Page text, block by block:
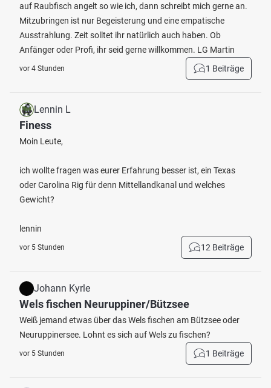
auf Raubfisch angelt so wie ich, dann schreibt mich gerne an.
Mitzubringen ist nur Begeisterung und eine empatische
Ausstrahlung. Zeit solltet ihr natürlich auch haben. Ob
Anfänger oder Profi, ihr seid gerne willkommen. LG Martin
vor 4 Stunden 1 Beiträge
Lennin L
Finess
Moin Leute,
ich wollte fragen was eurer Erfahrung besser ist, ein Texas
oder Carolina Rig für denn Mittellandkanal und welches
Gewicht?
lennin
vor 5 Stunden 12 Beiträge
Johann Kyrle
Wels fischen Neuruppiner/Bützsee
Weiß jemand etwas über das Wels fischen am Bützsee oder
Neuruppinersee. Lohnt es sich auf Wels zu fischen?
vor 5 Stunden 1 Beiträge